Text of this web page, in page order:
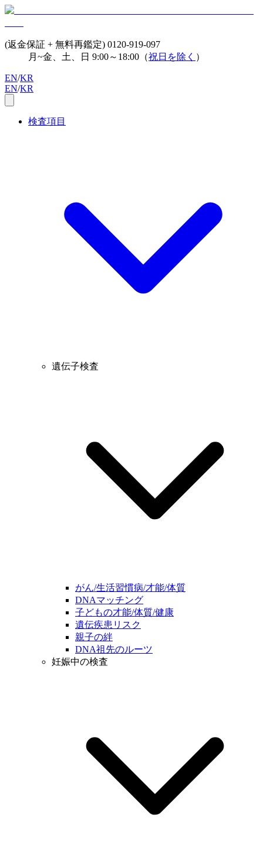
(返金保証 + 無料再鑑定) 0120-919-097
月~金、土、日 9:00～18:00（祝日を除く ）
EN/KR
EN/KR
検査項目
遺伝子検査
がん/生活習慣病/才能/体質
DNAマッチング
子どもの才能/体質/健康
遺伝疾患リスク
親子の絆
DNA祖先のルーツ
妊娠中の検査